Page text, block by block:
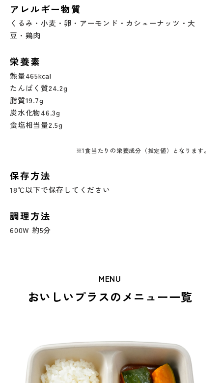
アレルギー物質
くるみ・小麦・卵・アーモンド・カシューナッツ・大
豆・鶏肉
栄養素
熱量465kcal
たんぱく質24.2g
脂質19.7g
炭水化物46.3g
食塩相当量2.5g
※1食当たりの栄養成分（推定値）となります。
保存方法
18℃以下で保存してください
調理方法
600W 約5分
MENU
おいしいプラスのメニュー一覧